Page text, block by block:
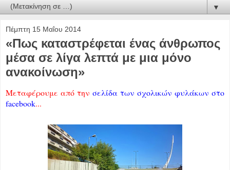
▼
Πέμπτη 15 Μαΐου 2014
«Πως καταστρέφεται ένας άνθρωπος
μέσα σε λίγα λεπτά με μια μόνο
ανακοίνωση»
Μεταφέρουμε από την σελίδα των σχολικών φυλάκων στο
facebook...